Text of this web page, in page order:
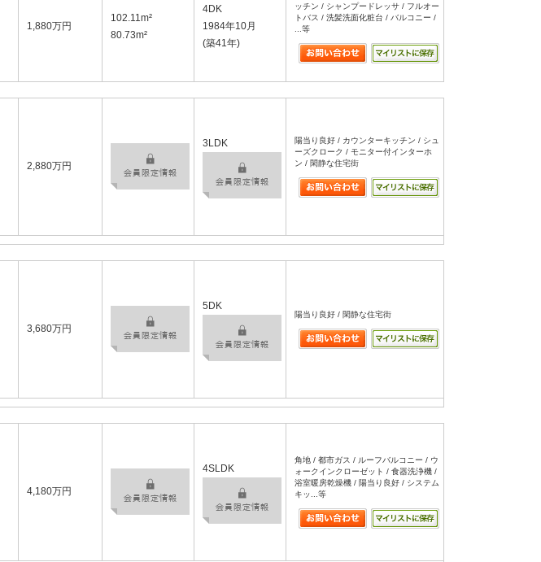
1,880万円
102.11m²
80.73m²
4DK
1984年10月
(築41年)
ッチン / シャンプードレッサ / フルオー
トバス / 洗髪洗面化粧台 / バルコニー /
...等
2,880万円
3LDK
陽当り良好 / カウンターキッチン / シュ
ーズクローク / モニター付インターホ
ン / 閑静な住宅街
3,680万円
5DK
陽当り良好 / 閑静な住宅街
4,180万円
4SLDK
角地 / 都市ガス / ルーフバルコニー / ウ
ォークインクローゼット / 食器洗浄機 /
浴室暖房乾燥機 / 陽当り良好 / システム
キッ...等